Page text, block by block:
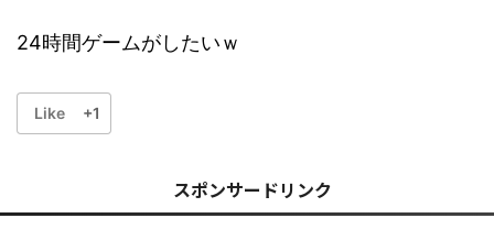
24時間ゲームがしたいｗ
Like +1
スポンサードリンク